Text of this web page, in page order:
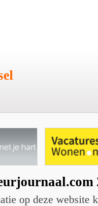
op deze website